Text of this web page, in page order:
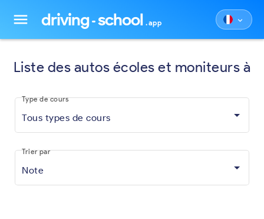
menu driving school .app keyboard_arrow_down
Liste des autos écoles et moniteurs à
Tous types de cours
Type de cours
Note
Trier par